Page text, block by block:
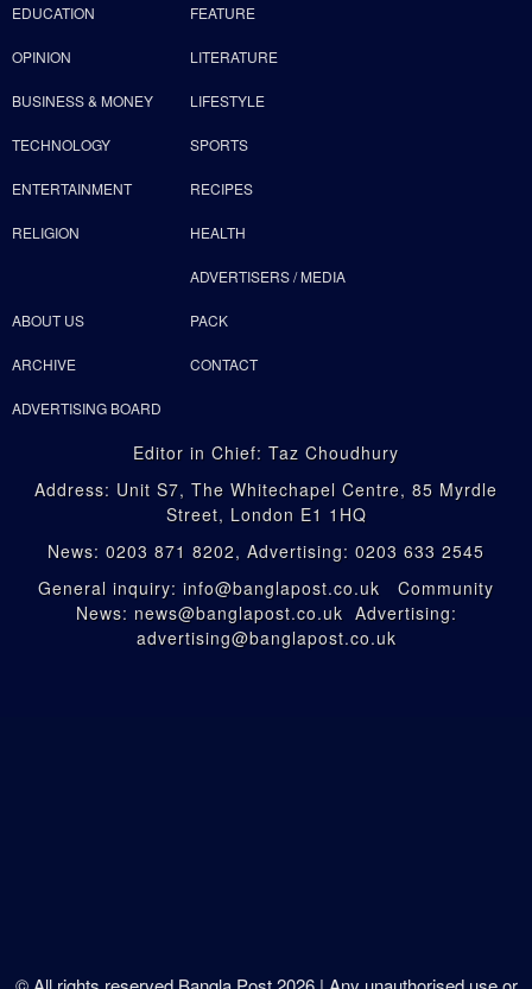
EDUCATION FEATURE
OPINION LITERATURE
BUSINESS & MONEY LIFESTYLE
TECHNOLOGY SPORTS
ENTERTAINMENT RECIPES
RELIGION HEALTH
ABOUT US
ADVERTISERS / MEDIA
PACK
ARCHIVE CONTACT
ADVERTISING BOARD
Editor in Chief: Taz Choudhury
Address: Unit S7, The Whitechapel Centre, 85 Myrdle
Street, London E1 1HQ
News: 0203 871 8202, Advertising: 0203 633 2545
General inquiry: info@banglapost.co.uk Community
News: news@banglapost.co.uk Advertising:
advertising@banglapost.co.uk